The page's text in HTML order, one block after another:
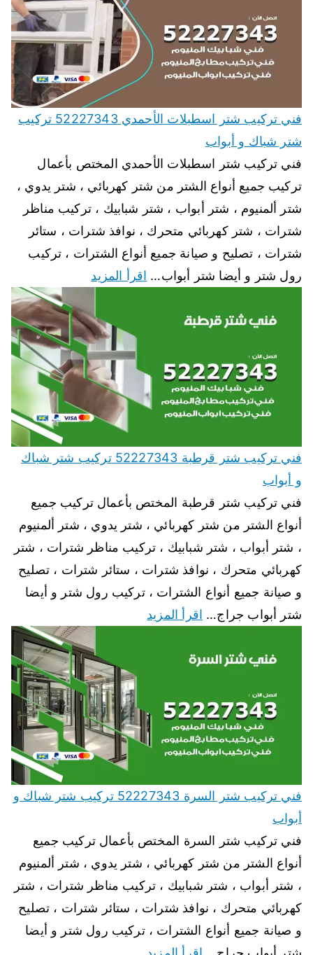
فني تركيب شتر اسطبلات الأحمدي 52227343 تركيب
شتر شباك و أبواب
فني تركيب شتر اسطبلات الأحمدي المختص بأعمال
تركيب جميع أنواع الشتر من شتر كهربائي ، شتر يدوي ،
شتر ألمنيوم ، شتر أبواب ، شتر شبابيك ، تركيب مناظر
شترات ، شتر كهربائي متحرك ، نوافذ شترات ، ستائر
شترات ، تصليح و صيانة جميع أنواع الشترات ، تركيب
رول شتر و أيضا شتر أبواب… اقرأ المزيد
فني تركيب شتر قرطبة 52227343 تركيب شتر شباك
و أبواب
فني تركيب شتر قرطبة المختص بأعمال تركيب جميع
أنواع الشتر من شتر كهربائي ، شتر يدوي ، شتر ألمنيوم
، شتر أبواب ، شتر شبابيك ، تركيب مناظر شترات ، شتر
كهربائي متحرك ، نوافذ شترات ، ستائر شترات ، تصليح
و صيانة جميع أنواع الشترات ، تركيب رول شتر و أيضا
شتر أبواب جراج… اقرأ المزيد
فني تركيب شتر السرة 52227343 تركيب شتر شباك و
أبواب
فني تركيب شتر السرة المختص بأعمال تركيب جميع
أنواع الشتر من شتر كهربائي ، شتر يدوي ، شتر ألمنيوم
، شتر أبواب ، شتر شبابيك ، تركيب مناظر شترات ، شتر
كهربائي متحرك ، نوافذ شترات ، ستائر شترات ، تصليح
و صيانة جميع أنواع الشترات ، تركيب رول شتر و أيضا